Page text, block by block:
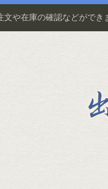
文や在庫の確認などができ